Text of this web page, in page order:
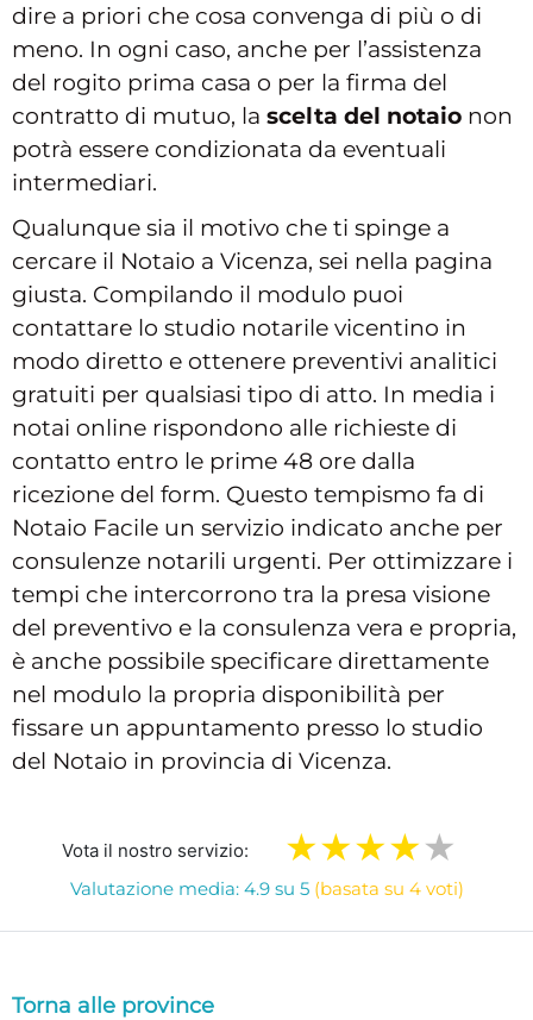
dire a priori che cosa convenga di più o di
meno. In ogni caso, anche per l’assistenza
del rogito prima casa o per la firma del
contratto di mutuo, la scelta del notaio non
potrà essere condizionata da eventuali
intermediari.
Qualunque sia il motivo che ti spinge a
cercare il Notaio a Vicenza, sei nella pagina
giusta. Compilando il modulo puoi
contattare lo studio notarile vicentino in
modo diretto e ottenere preventivi analitici
gratuiti per qualsiasi tipo di atto. In media i
notai online rispondono alle richieste di
contatto entro le prime 48 ore dalla
ricezione del form. Questo tempismo fa di
Notaio Facile un servizio indicato anche per
consulenze notarili urgenti. Per ottimizzare i
tempi che intercorrono tra la presa visione
del preventivo e la consulenza vera e propria,
è anche possibile specificare direttamente
nel modulo la propria disponibilità per
fissare un appuntamento presso lo studio
del Notaio in provincia di Vicenza.
Vota il nostro servizio:
Valutazione media: 4.9 su 5 (basata su 4 voti)
Torna alle province